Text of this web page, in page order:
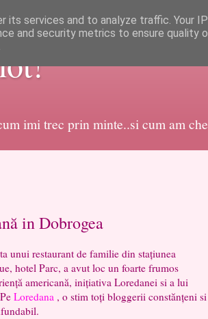
imi trec prin minte..si cum am
in Dobrogea
restaurant de familie din stațiunea
hotel Parc, a avut loc un foarte frumos
americană, inițiativa Loredanei si a lui
Loredana , o stim toți bloggerii constănțeni
services and to analyze traffic. Your
and security metrics to ensure quality